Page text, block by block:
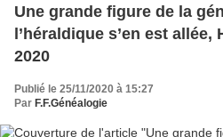
Une grande figure de la
l’héraldique s’en est
2020
Publié le 25/11/2020 à 15:27
Par F.F.Généalogie